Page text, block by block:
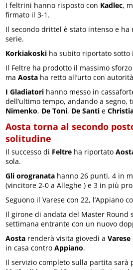
I feltrini hanno risposto con Kadlec,
firmato il 3-1.
Il secondo drittel è stato intenso e ha
serie.
Korkiakoski ha subito riportato sotto
Il Feltre ha prodotto il massimo
maAosta ha retto all’urto con
I Gladiatori hanno messo in
dell’ultimo tempo, andando a segno,
Nimenko, De Toni, De Santi e
Aosta torna al secondo
solitudine
Il successo di Feltre ha riportato
sola.
Gli orogranata hanno 26 punti, 4 in
(vincitore 2-0 a Alleghe ) e 3 in più
Seguono il Varese con 22, l’Appiano
Il girone di andata del Master Round
settimana entrante con un nuovo
Aosta renderà visita giovedì aVarese
in casa controAppiano.
Il servizio completo sulla partita